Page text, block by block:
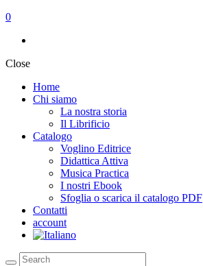
0
Close
Home
Chi siamo
La nostra storia
Il Librificio
Catalogo
Voglino Editrice
Didattica Attiva
Musica Practica
I nostri Ebook
Sfoglia o scarica il catalogo PDF
Contatti
account